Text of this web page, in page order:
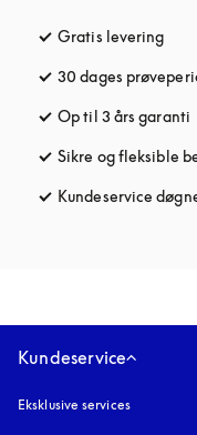
Gratis levering
30 dages
Op til 3 års garanti
Sikre og fleksible
Kundeservice
Kundeservice
Eksklusive services